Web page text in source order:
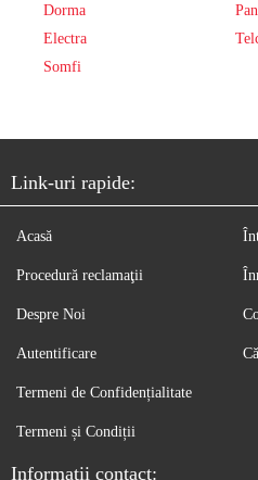
Dorma
Electra
Somfi
Link-uri rapide:
Acasă
Procedură reclamaţii
Despre Noi
Autentificare
Termeni de Confidențialitate
Termeni și Condiții
Informatii contact: